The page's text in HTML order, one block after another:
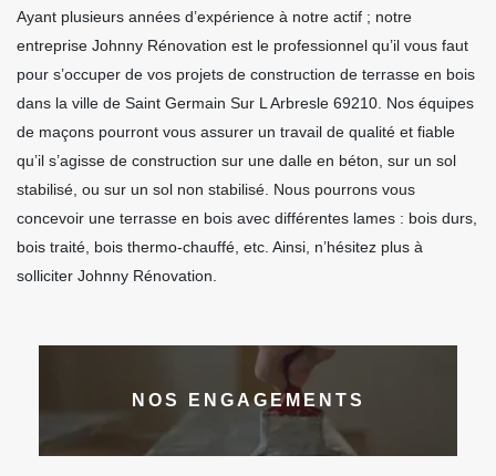
Ayant plusieurs années d’expérience à notre actif ; notre
entreprise Johnny Rénovation est le professionnel qu’il vous faut
pour s’occuper de vos projets de construction de terrasse en bois
dans la ville de Saint Germain Sur L Arbresle 69210. Nos équipes
de maçons pourront vous assurer un travail de qualité et fiable
qu’il s’agisse de construction sur une dalle en béton, sur un sol
stabilisé, ou sur un sol non stabilisé. Nous pourrons vous
concevoir une terrasse en bois avec différentes lames : bois durs,
bois traité, bois thermo-chauffé, etc. Ainsi, n’hésitez plus à
solliciter Johnny Rénovation.
NOS ENGAGEMENTS